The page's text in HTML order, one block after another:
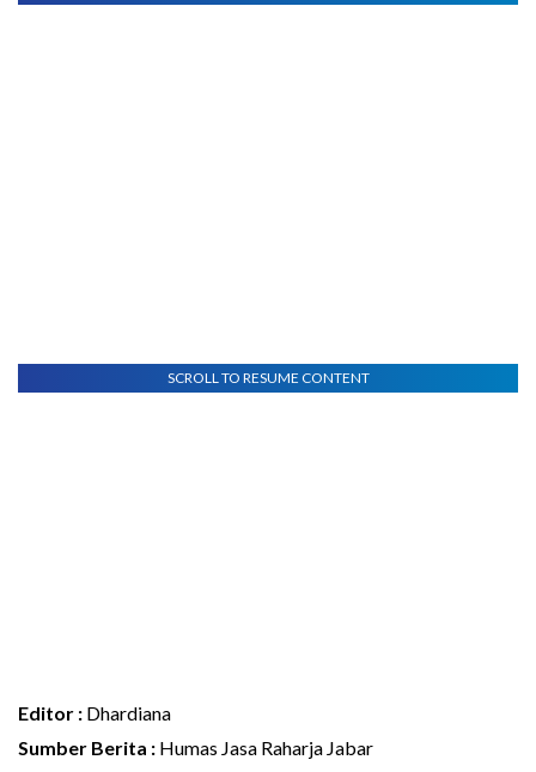
SCROLL TO RESUME CONTENT
Editor : Dhardiana
Sumber Berita : Humas Jasa Raharja Jabar